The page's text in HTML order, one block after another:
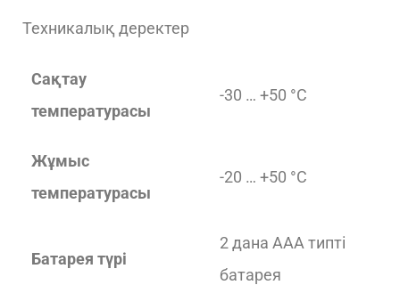
Техникалық деректер
Сақтау
температурасы
-30 … +50 °C
Жұмыс
температурасы
-20 … +50 °C
Батарея түрі
2 дана ААА типті
батарея